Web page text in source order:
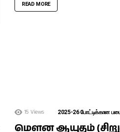
READ MORE
15 Views 2025-26 போட்டிக்கான
மௌன ஆயுதம்